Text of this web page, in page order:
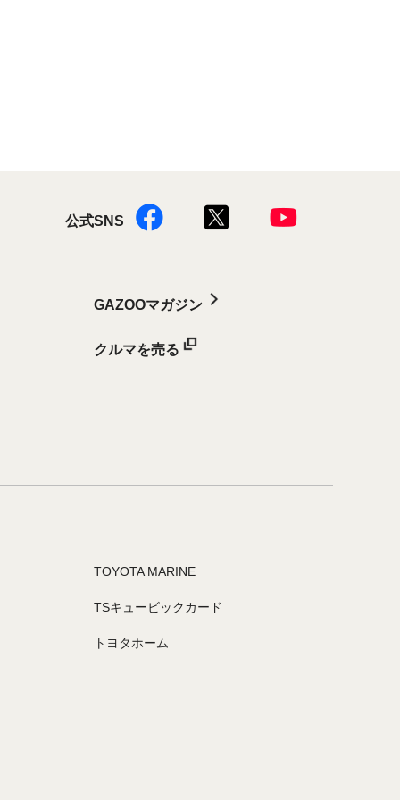
公式SNS
GAZOOマガジン
クルマを売る
TOYOTA MARINE
TSキュービックカード
トヨタホーム